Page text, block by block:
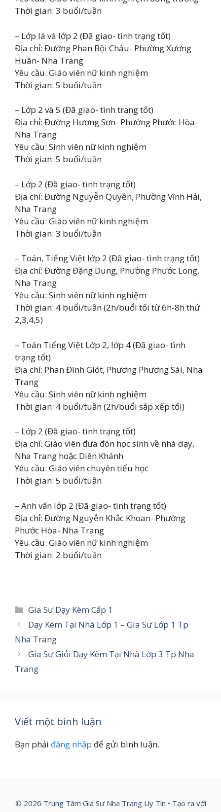
Thời gian: 3 buổi/tuần
– Lớp lá và lớp 2 (Đã giao- tình trạng tốt)
Địa chỉ: Đường Phan Bội Châu- Phường Xương
Huân- Nha Trang
Yêu cầu: Giáo viên nữ kinh nghiệm
Thời gian: 5 buổi/tuần
– Lớp 2 và 5 (Đã giao- tình trạng tốt)
Địa chỉ: Đường Hương Sơn- Phường Phước Hòa-
Nha Trang
Yêu cầu: Sinh viên nữ kinh nghiệm
Thời gian: 5 buổi/tuần
– Lớp 2 (Đã giao- tình trạng tốt)
Địa chỉ: Đường Nguyễn Quyền, Phường Vĩnh Hải,
Nha Trang
Yêu cầu: Giáo viên nữ kinh nghiệm
Thời gian: 3 buổi/tuần
– Toán, Tiếng Việt lớp 2 (Đã giao- tình trạng tốt)
Địa chỉ: Đường Đặng Dung, Phường Phước Long,
Nha Trang
Yêu cầu: Sinh viên nữ kinh nghiệm
Thời gian: 4 buổi/tuần (2h/buổi tối từ 6h-8h thứ
2,3,4,5)
– Toán Tiếng Việt Lớp 2, lớp 4 (Đã giao- tình
trạng tốt)
Địa chỉ: Phan Đình Giót, Phương Phương Sài, Nha
Trang
Yêu cầu: Sinh viên nữ kinh nghiệm
Thời gian: 4 buổi/tuần (2h/buổi sắp xếp tối)
– Lớp 2 (Đã giao- tình trạng tốt)
Địa chỉ: Giáo viên đưa đón học sinh về nhà dạy,
Nha Trang hoặc Diên Khánh
Yêu cầu: Giáo viên chuyên tiểu học
Thời gian: 5 buổi/tuần
– Anh văn lớp 2 (Đã giao- tình trạng tốt)
Địa chỉ: Đường Nguyễn Khắc Khoan- Phường
Phước Hòa- Nha Trang
Yêu cầu: Giáo viên nữ kinh nghiệm
Thời gian: 2 buổi/tuần
Danh
mục
Gia Sư Dạy Kèm Cấp 1
Dạy Kèm Tại Nhà Lớp 1 – Gia Sư Lớp 1 Tp
Nha Trang
Gia Sư Giỏi Dạy Kèm Tại Nhà Lớp 3 Tp Nha
Trang
Viết một bình luận
Bạn phải đăng nhập để gửi bình luận.
© 2026 Trung Tâm Gia Sư Nha Trang Uy Tín • Tạo ra với